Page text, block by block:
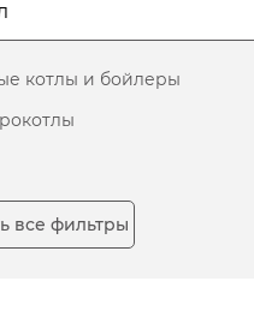
котлы и бойлеры
все фильтры